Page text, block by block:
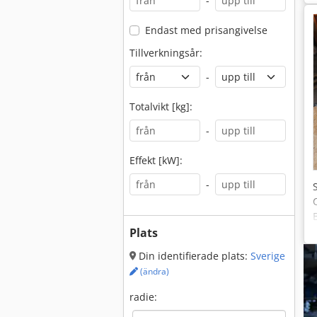
Endast med prisangivelse
Tillverkningsår:
-
Totalvikt [kg]:
-
Effekt [kW]:
-
Plats
Din identifierade plats: Sverige
(ändra)
radie: